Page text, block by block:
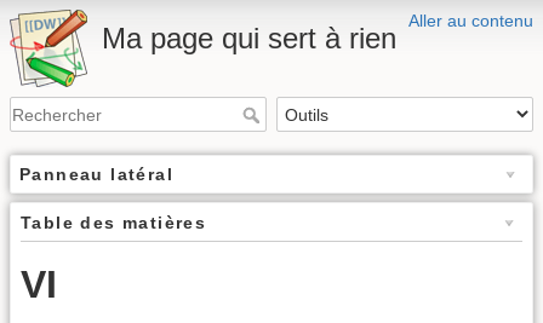
Aller au contenu
Ma page qui sert à rien
Panneau latéral
Table des matières
VI